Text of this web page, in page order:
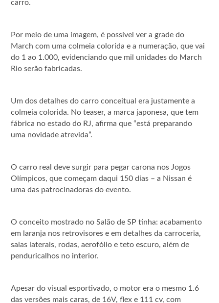
carro.
Por meio de uma imagem, é possível ver a grade do
March com uma colmeia colorida e a numeração, que vai
do 1 ao 1.000, evidenciando que mil unidades do March
Rio serão fabricadas.
Um dos detalhes do carro conceitual era justamente a
colmeia colorida. No teaser, a marca japonesa, que tem
fábrica no estado do RJ, afirma que “está preparando
uma novidade atrevida”.
O carro real deve surgir para pegar carona nos Jogos
Olímpicos, que começam daqui 150 dias – a Nissan é
uma das patrocinadoras do evento.
O conceito mostrado no Salão de SP tinha: acabamento
em laranja nos retrovisores e em detalhes da carroceria,
saias laterais, rodas, aerofólio e teto escuro, além de
penduricalhos no interior.
Apesar do visual esportivado, o motor era o mesmo 1.6
das versões mais caras, de 16V, flex e 111 cv, com